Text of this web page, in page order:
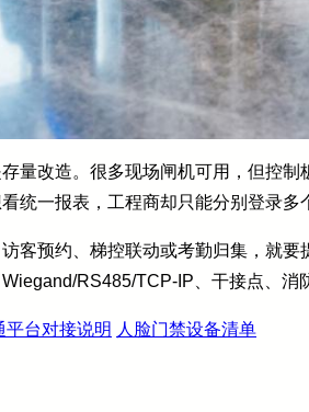
量改造。很多现场闸机可用，但控
统一报表，工程商却只能分别登录多
客预约、梯控联动或考勤归集，就
RS485/TCP-IP、干接点、消
平台对接说明 人脸门禁设备清单